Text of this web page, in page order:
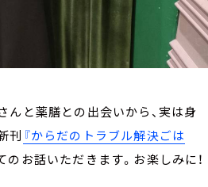
んと薬膳との出会いから、実は身
刊 『からだのトラブル解決ごは
お話いただきます。お楽しみに！